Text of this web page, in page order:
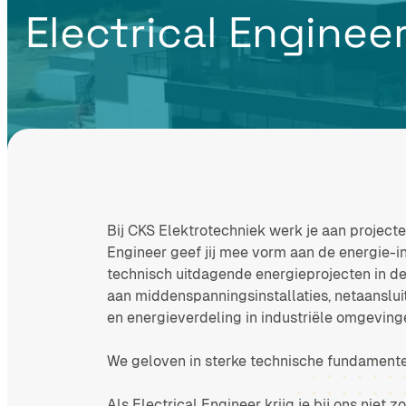
Electrical
Bij CKS Elektrotechniek werk je aan
Engineer geef jij mee vorm aan de
technisch uitdagende energieprojecten in
aan middenspanningsinstallaties,
en energieverdeling in industriële
We geloven in sterke technische